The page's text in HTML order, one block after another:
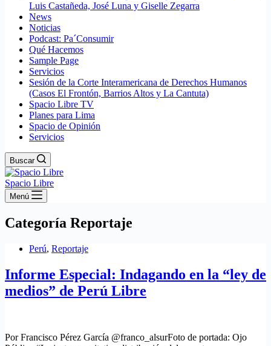
Luis Castañeda, José Luna y Giselle Zegarra
News
Noticias
Podcast: Pa´Consumir
Qué Hacemos
Sample Page
Servicios
Sesión de la Corte Interamericana de Derechos Humanos
(Casos El Frontón, Barrios Altos y La Cantuta)
Spacio Libre TV
Planes para Lima
Spacio de Opinión
Servicios
Buscar
Spacio Libre
Menú
Categoría Reportaje
Perú, Reportaje
Informe Especial: Indagando en la “ley de
medios” de Perú Libre
Por Francisco Pérez García @franco_alsurFoto de portada: Ojo